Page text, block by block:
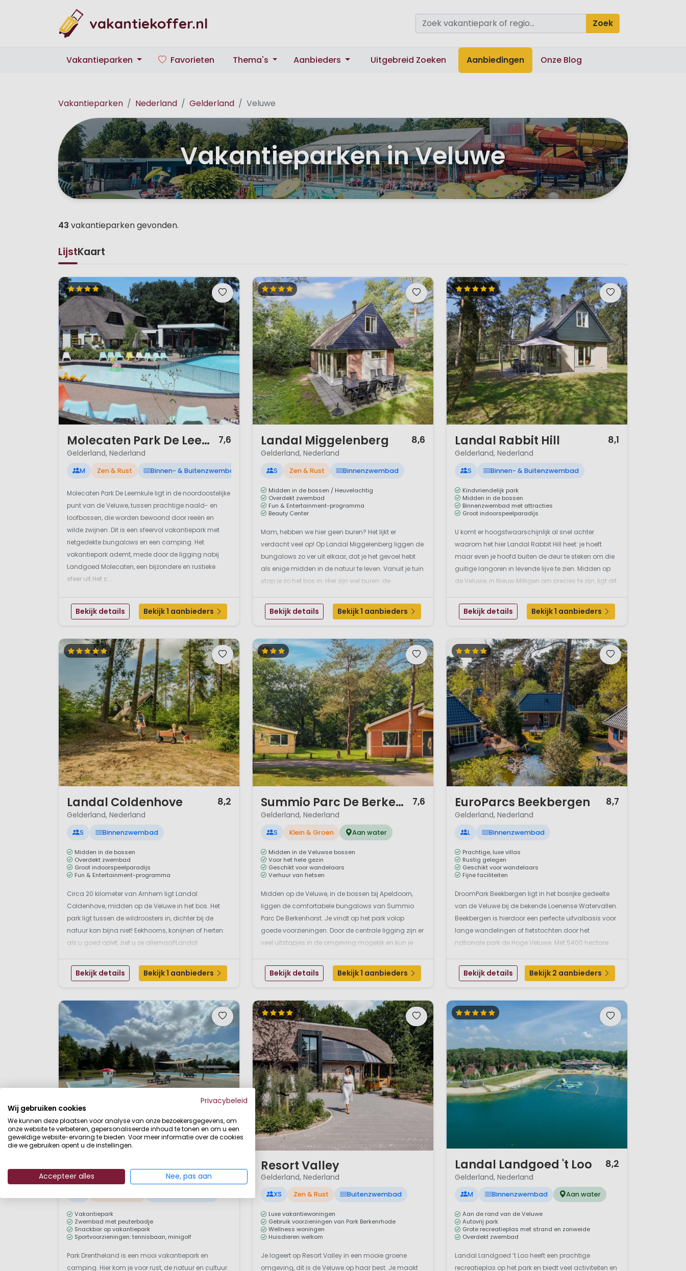
vakantiekoffer.nl Zoek
Vakantieparken Favorieten Thema's Aanbieders Uitgebreid Zoeken Aanbiedingen Onze Blog
Vakantieparken Nederland Gelderland Veluwe
Vakantieparken in Veluwe
43 vakantieparken gevonden.
LijstKaart
Molecaten Park De Leemkule 7,6
Gelderland, Nederland
M Zen & Rust Binnen- & Buitenzwembad
Molecaten Park De Leemkule ligt in de noordoostelijke
punt van de Veluwe, tussen prachtige naald- en
loofbossen, die worden bewoond door reeën en
wilde zwijnen. Dit is een sfeervol vakantiepark met
rietgedekte bungalows en een camping. Het
vakantiepark ademt, mede door de ligging nabij
Landgoed Molecaten, een bijzondere en rustieke
sfeer uit.Het c...
Bekijk details Bekijk 1 aanbieders
Landal Miggelenberg 8,6
Gelderland, Nederland
S Zen & Rust Binnenzwembad
Midden in de bossen / Heuvelachtig
Overdekt zwembad
Fun & Entertainment-programma
Beauty Center
Mam, hebben we hier geen buren? Het lijkt er
verdacht veel op! Op Landal Miggelenberg liggen de
bungalows zo ver uit elkaar, dat je het gevoel hebt
als enige midden in de natuur te leven. Vanuit je tuin
stap je zo het bos in. Hier zijn wel buren: de
bekijkt, moet vroeg uit de veren. Ben je mind...
Bekijk details Bekijk 1 aanbieders
Landal Rabbit Hill 8,1
Gelderland, Nederland
S Binnen- & Buitenzwembad
Kindvriendelijk park
Midden in de bossen
Binnenzwembad met attracties
Groot indoorspeelparadijs
U komt er hoogstwaarschijnlijk al snel achter
waarom het hier Landal Rabbit Hill heet: je hoeft
maar even je hoofd buiten de deur te steken om die
guitige langoren in levende lijve te zien. Midden op
de Veluwe, in Nieuw Milligen om precies te zijn, ligt dit
zwembad en twee kanjers van speeltuinen: eentje
bui...
Bekijk details Bekijk 1 aanbieders
Landal Coldenhove 8,2
Gelderland, Nederland
S Binnenzwembad
Midden in de bossen
Overdekt zwembad
Groot indoorspeelparadijs
Fun & Entertainment-programma
Circa 20 kilometer van Arnhem ligt Landal
Coldenhove, midden op de Veluwe in het bos. Het
park ligt tussen de wildroosters in, dichter bij de
natuur kan bijna niet! Eekhoorns, konijnen of herten:
als u goed oplet, ziet u ze allemaal!Landal
loofbossen bij Eerbeek. Op de mooiste plek van het
park, naast de camp...
Bekijk details Bekijk 1 aanbieders
Summio Parc De Berkenhorst 7,6
Gelderland, Nederland
S Klein & Groen Aan water
Midden in de Veluwse bossen
Voor het hele gezin
Geschikt voor wandelaars
Verhuur van fietsen
Midden op de Veluwe, in de bossen bij Apeldoorn,
liggen de comfortabele bungalows van Summio
Parc De Berkenhorst. Je vindt op het park volop
goede voorzieningen. Door de centrale ligging zijn er
veel uitstapjes in de omgeving mogelijk en kun je
bossen en heidevelden. Wel eens een zandkasteel in
het ...
Bekijk details Bekijk 1 aanbieders
EuroParcs Beekbergen 8,7
Gelderland, Nederland
L Binnenzwembad
Prachtige, luxe villas
Rustig gelegen
Geschikt voor wandelaars
Fijne faciliteiten
DroomPark Beekbergen ligt in het bosrijke gedeelte
van de Veluwe bij de bekende Loenense Watervallen.
Beekbergen is hierdoor een perfecte uitvalbasis voor
lange wandelingen of fietstochten door het
nationale park de Hoge Veluwe. Met 5400 hectare
particuliere natuurgebied in Nederland. Op 20
minuten v...
Bekijk details Bekijk 2 aanbieders
Gelderland, Nederland
Vakantiepark
Zwembad met peuterbadje
Snackbar op vakantiepark
Sportvoorzieningen: tennisbaan, minigolf
Park Drentheland is een mooi vakantiepark en
camping. Hier kom je voor rust, de natuur en cultuur.
Resort Valley
Gelderland, Nederland
XS Zen & Rust Buitenzwembad
Luxe vakantiewoningen
Gebruik voorzieningen van Park Berkenrhode
Wellness woningen
Huisdieren welkom
Je logeert op Resort Valley in een mooie groene
omgeving, dit is de Veluwe op haar best. Je maakt
Landal Landgoed 't Loo 8,2
Gelderland, Nederland
M Binnenzwembad Aan water
Aan de rand van de Veluwe
Autovrij park
Grote recreatieplas met strand en zonweide
Overdekt zwembad
Landal Landgoed ’t Loo heeft een prachtige
recreatieplas op het park en biedt veel activiteiten en
Privacybeleid
Wij gebruiken cookies
We kunnen deze plaatsen voor analyse van onze bezoekersgegevens, om
onze website te verbeteren, gepersonaliseerde inhoud te tonen en om u een
geweldige website-ervaring te bieden. Voor meer informatie over de cookies
die we gebruiken opent u de instellingen.
Accepteer alles Nee, pas aan